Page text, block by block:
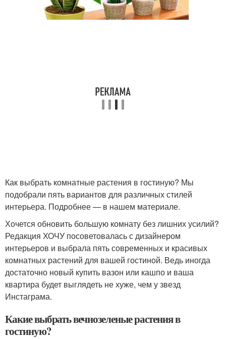
Как выбрать комнатные растения в гостиную? Мы
подобрали пять вариантов для различных стилей
интерьера. Подробнее — в нашем материале.
Хочется обновить большую комнату без лишних усилий?
Редакция ХОЧУ посоветовалась с дизайнером
интерьеров и выбрала пять современных и красивых
комнатных растений для вашей гостиной. Ведь иногда
достаточно новый купить вазон или кашпо и ваша
квартира будет выглядеть не хуже, чем у звезд
Инстаграма.
Какие выбрать вечнозеленые растения в
гостиную?